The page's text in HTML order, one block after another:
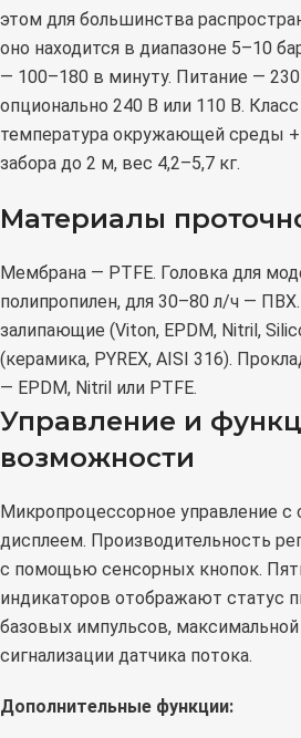
этом для большинства
оно находится в диапазоне 5–10
— 100–180 в минуту. Питание — 230
опционально 240 В или 110 В.
температура окружающей среды
забора до 2 м, вес 4,2–5,7 кг.
Материалы
Мембрана — PTFE. Головка для
полипропилен, для 30–80 л/ч —
залипающие (Viton, EPDM, Nitril,
(керамика, PYREX, AISI 316).
— EPDM, Nitril или PTFE.
Управление и
возможности
Микропроцессорное управление
дисплеем. Производительность
с помощью сенсорных кнопок.
индикаторов отображают статус
базовых импульсов,
сигнализации датчика потока.
Дополнительные функции: